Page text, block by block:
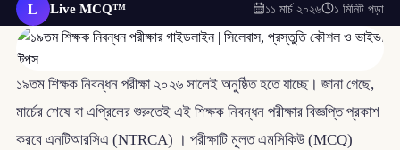
L Live MCQ™ ১১ মার্চ ২০২৬ ১ মিনিট পড়া
১৯তম শিক্ষক নিবন্ধন পরীক্ষা ২০২৬ সালেই অনুষ্ঠিত হতে যাচ্ছে। জানা গেছে,
মার্চের শেষে বা এপ্রিলের শুরুতেই এই শিক্ষক নিবন্ধন পরীক্ষার বিজ্ঞপ্তি প্রকাশ
করবে এনটিআরসিএ (NTRCA) । পরীক্ষাটি মূলত এমসিকিউ (MCQ)